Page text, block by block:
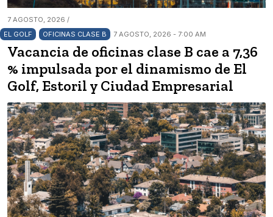
7 AGOSTO, 2026 /
EL GOLF
OFICINAS CLASE B 7 AGOSTO, 2026 - 7:00 AM
Vacancia de oficinas clase B cae a 7,36
% impulsada por el dinamismo de El
Golf, Estoril y Ciudad Empresarial